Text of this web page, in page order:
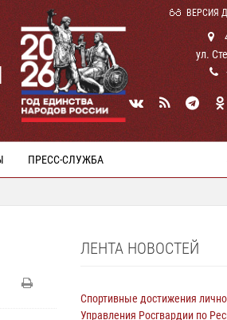
ВЕРСИЯ
ул.
ПРЕСС-СЛУЖБА
ЛЕНТА НОВОСТЕЙ
Спортивные достижения
Управления Росгвардии по